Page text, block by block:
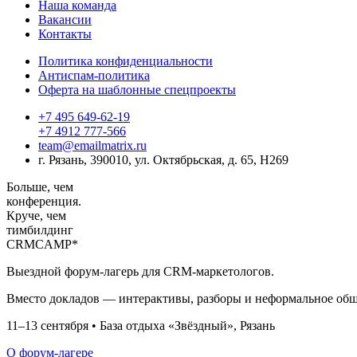
Наша команда
Вакансии
Контакты
Политика конфиденциальности
Антиспам-политика
Оферта на шаблонные спецпроекты
+7 495 649-62-19
+7 4912 777-566
team@emailmatrix.ru
г. Рязань, 390010, ул. Октябрьская, д. 65, H269
Больше, чем
конференция.
Круче, чем
тимбилдинг
CRMCAMP*
Выездной форум-лагерь для CRM-маркетологов.
Вместо докладов — интерактивы, разборы и неформальное
11–13 сентября • База отдыха «Звёздный», Рязань
О форум-лагере